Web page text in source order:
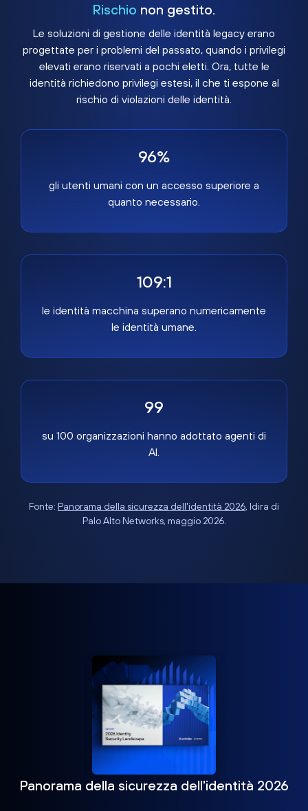
Rischio non gestito.
Le soluzioni di gestione delle identità legacy erano
progettate per i problemi del passato, quando i privilegi
elevati erano riservati a pochi eletti. Ora, tutte le
identità richiedono privilegi estesi, il che ti espone al
rischio di violazioni delle identità.
96%
gli utenti umani con un accesso superiore a
quanto necessario.
109:1
le identità macchina superano numericamente
le identità umane.
99
su 100 organizzazioni hanno adottato agenti di
AI.
Fonte: Panorama della sicurezza dell'identità 2026, Idira di
Palo Alto Networks, maggio 2026.
Panorama della sicurezza dell'identità 2026